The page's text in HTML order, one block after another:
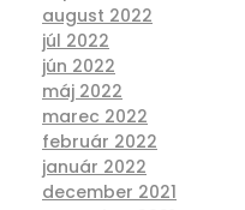
august 2022
júl 2022
jún 2022
máj 2022
marec 2022
február 2022
január 2022
december 2021